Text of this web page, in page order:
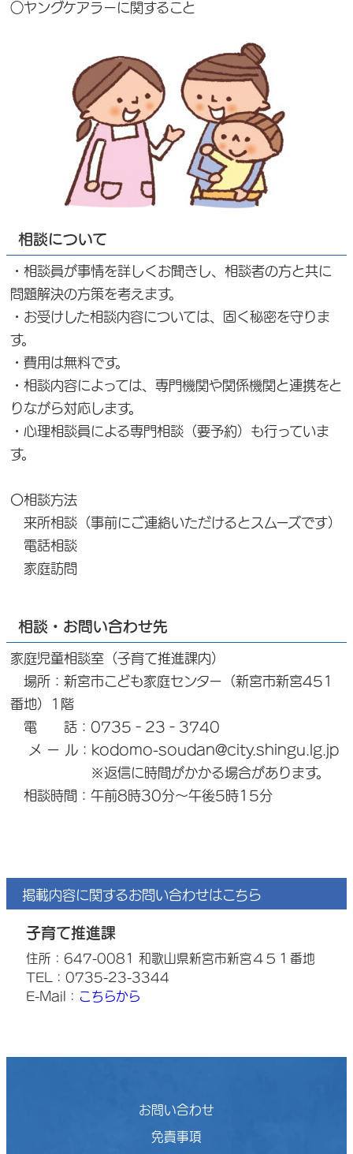
○ヤングケアラーに関すること
相談について
・相談員が事情を詳しくお聞きし、相談者の方と共に
問題解決の方策を考えます。
・お受けした相談内容については、固く秘密を守りま
す。
・費用は無料です。
・相談内容によっては、専門機関や関係機関と連携をと
りながら対応します。
・心理相談員による専門相談（要予約）も行っていま
す。
〇相談方法
来所相談（事前にご連絡いただけるとスムーズです）
電話相談
家庭訪問
相談・お問い合わせ先
家庭児童相談室（子育て推進課内）
場所：新宮市こども家庭センター（新宮市新宮451
番地）1階
電 話：0735‐23‐3740
メ ー ル：kodomo-soudan@city.shingu.lg.jp
※返信に時間がかかる場合があります。
相談時間：午前8時30分～午後5時15分
掲載内容に関するお問い合わせはこちら
子育て推進課
住所：647-0081 和歌山県新宮市新宮４５１番地
TEL：0735-23-3344
E-Mail： こちらから
お問い合わせ
免責事項